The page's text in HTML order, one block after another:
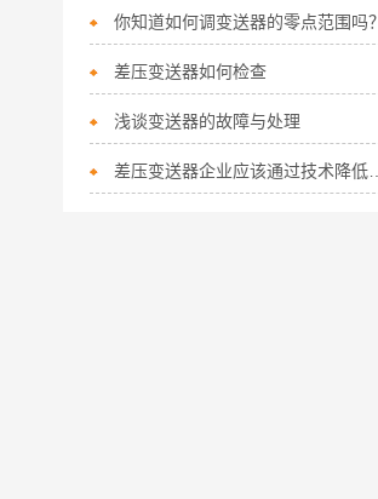
你知道如何调变送器的零点范围吗？
差压变送器如何检查
浅谈变送器的故障与处理
差压变送器企业应该通过技术降低成本而不是质量